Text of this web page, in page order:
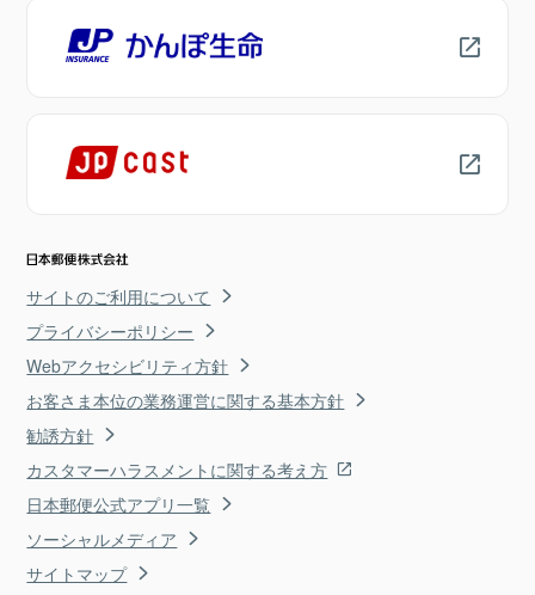
サイトのご利用について
プライバシーポリシー
Webアクセシビリティ方針
お客さま本位の業務運営に関する基本方針
勧誘方針
カスタマーハラスメントに関する考え方
日本郵便公式アプリ一覧
ソーシャルメディア
サイトマップ